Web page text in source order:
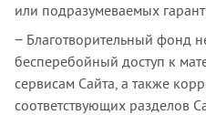
или подразумеваемых
− Благотворительный фонд
бесперебойный доступ к
сервисам Сайта, а также
соответствующих разделов